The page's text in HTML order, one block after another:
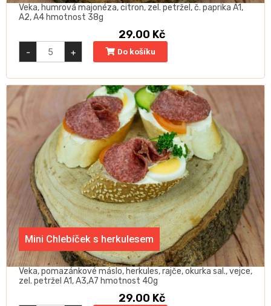
Veka, humrová majonéza, citron, zel. petržel, č. paprika A1,
A2, A4 hmotnost 38g
29.00 Kč
-
Mini
Chlebíček
s
quantity
+ Do košíku
Mini Chlebíček s herkulesem
Veka, pomazánkové máslo, herkules, rajče, okurka sal., vejce,
zel. petržel A1, A3,A7 hmotnost 40g
29.00 Kč